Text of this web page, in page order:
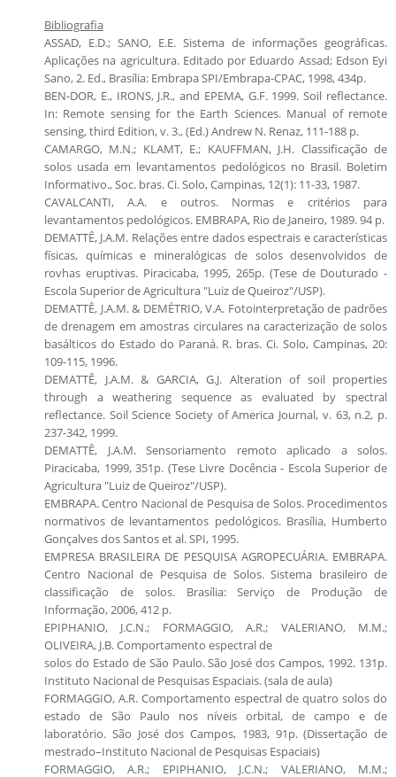
Bibliografia
ASSAD, E.D.; SANO, E.E. Sistema de informações geográficas.
Aplicações na agricultura. Editado por Eduardo Assad; Edson Eyi
Sano, 2. Ed., Brasília: Embrapa SPI/Embrapa-CPAC, 1998, 434p.
BEN-DOR, E., IRONS, J.R., and EPEMA, G.F. 1999. Soil reflectance.
In: Remote sensing for the Earth Sciences. Manual of remote
sensing, third Edition, v. 3., (Ed.) Andrew N. Renaz, 111-188 p.
CAMARGO, M.N.; KLAMT, E.; KAUFFMAN, J.H. Classificação de
solos usada em levantamentos pedológicos no Brasil. Boletim
Informativo., Soc. bras. Ci. Solo, Campinas, 12(1): 11-33, 1987.
CAVALCANTI, A.A. e outros. Normas e critérios para
levantamentos pedológicos. EMBRAPA, Rio de Janeiro, 1989. 94 p.
DEMATTÊ, J.A.M. Relações entre dados espectrais e características
físicas, químicas e mineralógicas de solos desenvolvidos de
rovhas eruptivas. Piracicaba, 1995, 265p. (Tese de Douturado -
Escola Superior de Agricultura "Luiz de Queiroz"/USP).
DEMATTÊ, J.A.M. & DEMÉTRIO, V.A. Fotointerpretação de padrões
de drenagem em amostras circulares na caracterização de solos
basálticos do Estado do Paraná. R. bras. Ci. Solo, Campinas, 20:
109-115, 1996.
DEMATTÊ, J.A.M. & GARCIA, G.J. Alteration of soil properties
through a weathering sequence as evaluated by spectral
reflectance. Soil Science Society of America Journal, v. 63, n.2, p.
237-342, 1999.
DEMATTÊ, J.A.M. Sensoriamento remoto aplicado a solos.
Piracicaba, 1999, 351p. (Tese Livre Docência - Escola Superior de
Agricultura "Luiz de Queiroz"/USP).
EMBRAPA. Centro Nacional de Pesquisa de Solos. Procedimentos
normativos de levantamentos pedológicos. Brasília, Humberto
Gonçalves dos Santos et al. SPI, 1995.
EMPRESA BRASILEIRA DE PESQUISA AGROPECUÁRIA. EMBRAPA.
Centro Nacional de Pesquisa de Solos. Sistema brasileiro de
classificação de solos. Brasília: Serviço de Produção de
Informação, 2006, 412 p.
EPIPHANIO, J.C.N.; FORMAGGIO, A.R.; VALERIANO, M.M.;
OLIVEIRA, J.B. Comportamento espectral de
solos do Estado de São Paulo. São José dos Campos, 1992. 131p.
Instituto Nacional de Pesquisas Espaciais. (sala de aula)
FORMAGGIO, A.R. Comportamento espectral de quatro solos do
estado de São Paulo nos níveis orbital, de campo e de
laboratório. São José dos Campos, 1983, 91p. (Dissertação de
mestrado–Instituto Nacional de Pesquisas Espaciais)
FORMAGGIO, A.R.; EPIPHANIO, J.C.N.; VALERIANO, M.M.;